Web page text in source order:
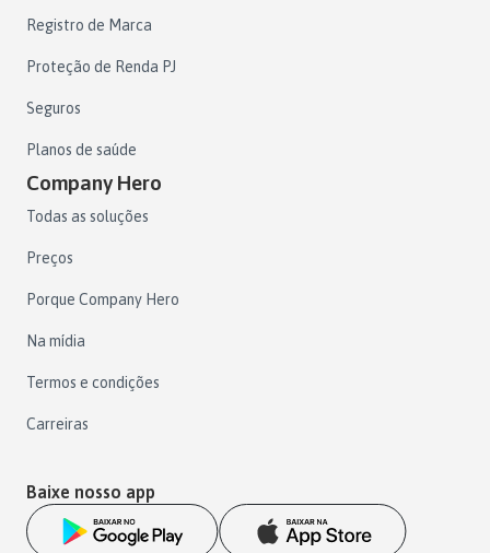
Registro de Marca
Proteção de Renda PJ
Seguros
Planos de saúde
Company Hero
Todas as soluções
Preços
Porque Company Hero
Na mídia
Termos e condições
Carreiras
Baixe nosso app